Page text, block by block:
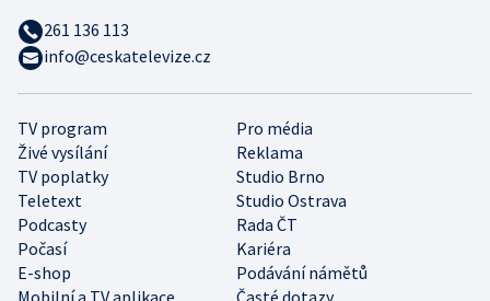
TV program
Pro média
Živé vysílání
Reklama
TV poplatky
Studio Brno
Teletext
Studio Ostrava
Podcasty
Rada ČT
Počasí
Kariéra
E-shop
Podávání námětů
Mobilní a TV aplikace
Časté dotazy
261 136 113
info@ceskatelevize.cz